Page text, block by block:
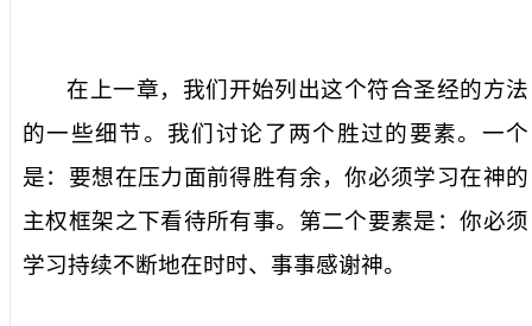
在上一章，我们开始列出这个符合圣经的方法
的一些细节。我们讨论了两个胜过的要素。一个
是：要想在压力面前得胜有余，你必须学习在神的
主权框架之下看待所有事。第二个要素是：你必须
学习持续不断地在时时、事事感谢神。